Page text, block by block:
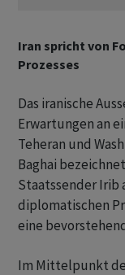
Iran spricht von
Prozesses
Das iranische
Erwartungen an
Teheran und
Baghai
Staatssender Irib
diplomatischen
eine
Im Mittelpunkt